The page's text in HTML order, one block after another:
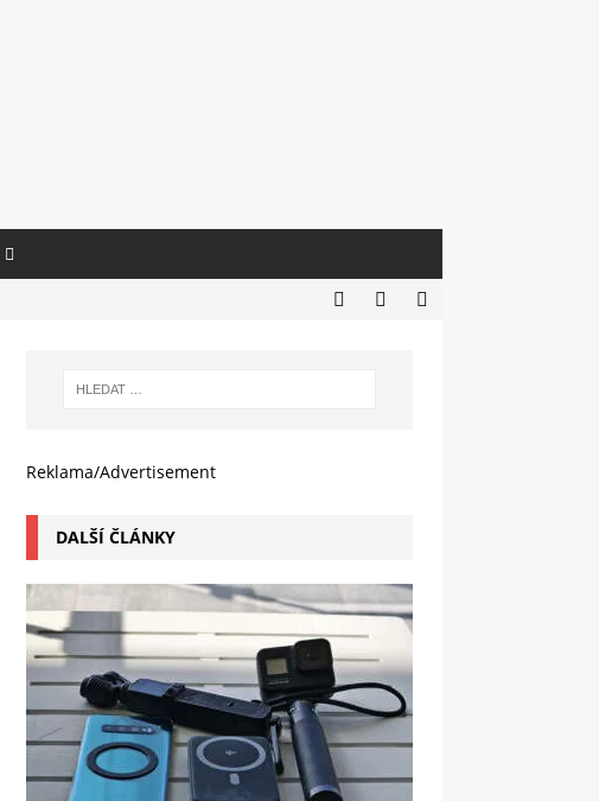
Reklama/Advertisement
DALŠÍ ČLÁNKY